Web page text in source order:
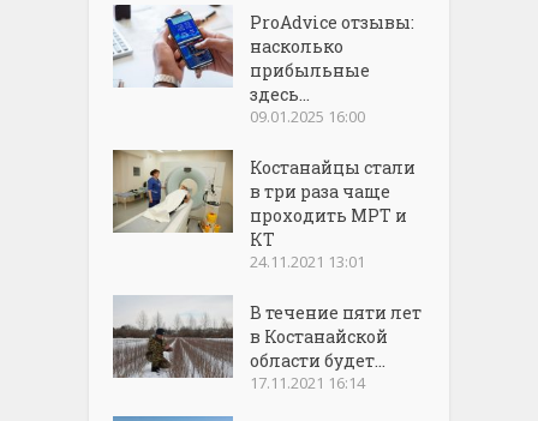
ProAdvice отзывы:
насколько
прибыльные
здесь...
09.01.2025 16:00
Костанайцы стали
в три раза чаще
проходить МРТ и
КТ
24.11.2021 13:01
В течение пяти лет
в Костанайской
области будет...
17.11.2021 16:14